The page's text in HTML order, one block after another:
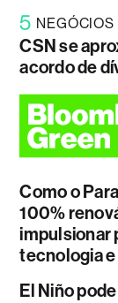
5 NEGÓCIOS
CSN se
acordo de
Como o
100%
impulsionar
tecnologia e
El Niño